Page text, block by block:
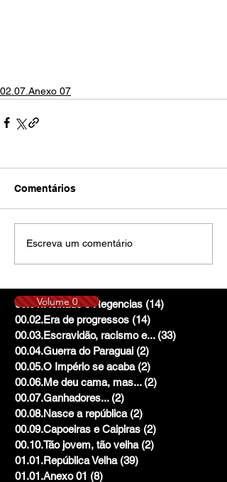
02.07.Anexo 07
Comentários
Escreva um comentário
00.01.Reinado e Regencias (14)
00.02.Era de progressos (14)
00.03.Escravidão, racismo e... (33)
00.04.Guerra do Paraguai (2)
00.05.O Império se acaba (2)
00.06.Me deu cama, mas... (2)
00.07.Ganhadores... (2)
00.08.Nasce a república (2)
00.09.Capoeiras e Caipiras (2)
00.10.Tão jovem, tão velha (2)
01.01.República Velha (39)
01.01.Anexo 01 (8)
Volume 0